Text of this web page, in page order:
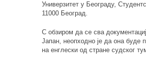
Универзитет у Београду,
11000 Београд.
С обзиром да се сва
Јапан, неопходно је да она буде
на енглески од стране судског